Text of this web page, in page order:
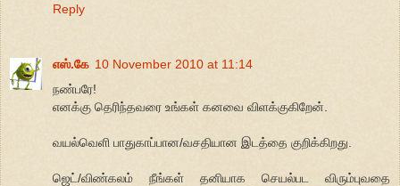
Reply
எஸ்.கே 10 November 2010 at 11:14
நண்பரே!
எனக்கு தெரிந்தவரை உங்கள் கனவை விளக்குகிறேன்.
வயல்வெளி பாதுகாப்பான/வசதியான இடத்தை குறிக்கிறது.
ஜெட்/விண்கலம் நீங்கள் தனியாக செயல்பட விரும்புவதை